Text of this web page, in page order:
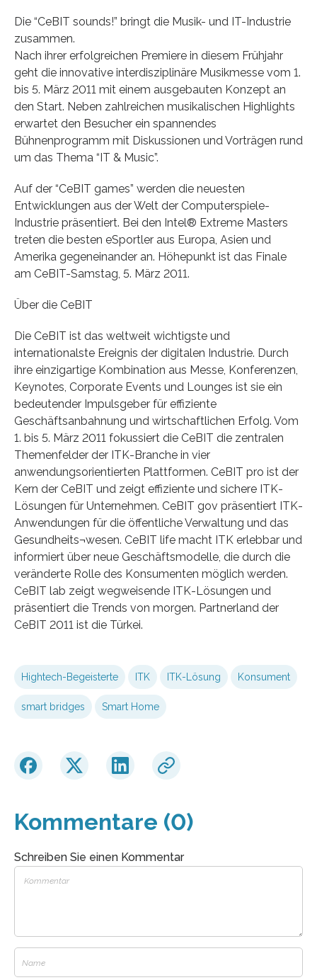
Die “CeBIT sounds!” bringt die Musik- und IT-Industrie
zusammen.
Nach ihrer erfolgreichen Premiere in diesem Frühjahr
geht die innovative interdisziplinäre Musikmesse vom 1.
bis 5. März 2011 mit einem ausgebauten Konzept an
den Start. Neben zahlreichen musikalischen Highlights
erwartet den Besucher ein spannendes
Bühnenprogramm mit Diskussionen und Vorträgen rund
um das Thema “IT & Music”.
Auf der “CeBIT games” werden die neuesten
Entwicklungen aus der Welt der Computerspiele-
Industrie präsentiert. Bei den Intel® Extreme Masters
treten die besten eSportler aus Europa, Asien und
Amerika gegeneinander an. Höhepunkt ist das Finale
am CeBIT-Samstag, 5. März 2011.
Über die CeBIT
Die CeBIT ist das weltweit wichtigste und
internationalste Ereignis der digitalen Industrie. Durch
ihre einzigartige Kombination aus Messe, Konferenzen,
Keynotes, Corporate Events und Lounges ist sie ein
bedeutender Impulsgeber für effiziente
Geschäftsanbahnung und wirtschaftlichen Erfolg. Vom
1. bis 5. März 2011 fokussiert die CeBIT die zentralen
Themenfelder der ITK-Branche in vier
anwendungsorientierten Plattformen. CeBIT pro ist der
Kern der CeBIT und zeigt effiziente und sichere ITK-
Lösungen für Unternehmen. CeBIT gov präsentiert ITK-
Anwendungen für die öffentliche Verwaltung und das
Gesundheits¬wesen. CeBIT life macht ITK erlebbar und
informiert über neue Geschäftsmodelle, die durch die
veränderte Rolle des Konsumenten möglich werden.
CeBIT lab zeigt wegweisende ITK-Lösungen und
präsentiert die Trends von morgen. Partnerland der
CeBIT 2011 ist die Türkei.
Hightech-Begeisterte ITK ITK-Lösung Konsument
smart bridges Smart Home
Kommentare (0)
Schreiben Sie einen Kommentar